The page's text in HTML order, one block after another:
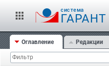
cистема
ГАРАНТ
Оглавление Редакции